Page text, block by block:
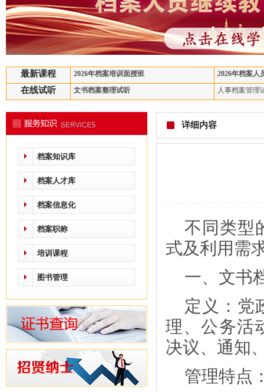
最新课程 2026年档案培训面授班 2026年档案人
在线试听 文书档案整理试听 人事档案管理
档案知识库
档案人才库
档案信息化
档案职称
培训课程
图书管理
详细内容
不同类型
式及利用需
一、文书
定义：党
理、公务活
决议、通知
管理特点